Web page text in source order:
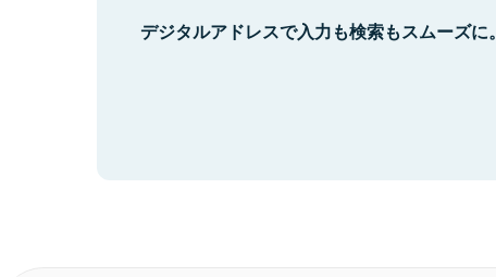
デジタルアドレスで入力も検索もスムーズに。